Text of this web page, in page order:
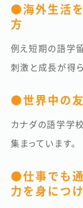
●海外生活
方
例え短期の語学
刺激と成長が得ら
●世界中の
カナダの語学学
集まっています。
●仕事でも
力を身につ